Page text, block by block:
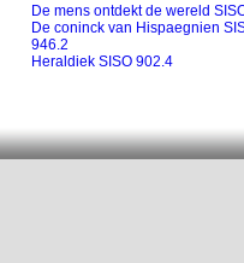
De mens ontdekt de wereld
De coninck van Hispaegnien
946.2
Heraldiek SISO 902.4